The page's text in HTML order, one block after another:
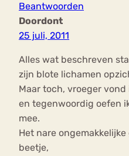
Beantwoorden
Doordont
25 juli, 2011
Alles wat beschreven
zijn blote lichamen
Maar toch, vroeger
en tegenwoordig oefen
mee.
Het nare
beetje,